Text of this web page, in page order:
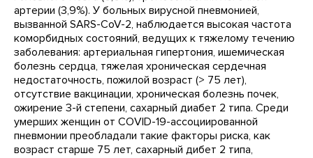
артерии (3,9%). У больных вирусной пневмонией,
вызванной SARS-CoV-2, наблюдается высокая частота
коморбидных состояний, ведущих к тяжелому течению
заболевания: артериальная гипертония, ишемическая
болезнь сердца, тяжелая хроническая сердечная
недостаточность, пожилой возраст (> 75 лет),
отсутствие вакцинации, хроническая болезнь почек,
ожирение 3-й степени, сахарный диабет 2 типа. Среди
умерших женщин от COVID-19-ассоциированной
пневмонии преобладали такие факторы риска, как
возраст старше 75 лет, сахарный дибет 2 типа,